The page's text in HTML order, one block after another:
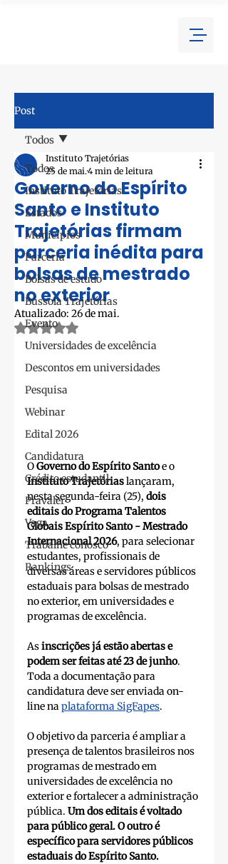
Post
Todos
Instituto Trajetórias
Estados
Municípios
Parceria
Bolsas de estudo
Bússola Trajetórias
Evento
Universidades de excelência
Descontos em universidades
Pesquisa
Webinar
Edital 2026
Candidatura
Crédito estudantil
Pravaler
Vaga
Trabalhe conosco
Rankings
Todos
Governo do Espírito
Santo e Instituto
Trajetórias firmam
parceria inédita para
bolsas de mestrado
no exterior
Instituto Trajetórias
25 de mai.4 min de leitura
Atualizado: 26 de mai.
Avaliado com NaN de 5 estrelas.
O Governo do Espírito Santo e o
Instituto Trajetórias lançaram,
nesta segunda-feira (25), dois
editais do Programa Talentos
Globais Espírito Santo - Mestrado
Internacional 2026, para selecionar
estudantes, profissionais de
diversas áreas e servidores públicos
estaduais para bolsas de mestrado
no exterior, em universidades e
programas de excelência.
As inscrições já estão abertas e
podem ser feitas até 23 de junho.
Toda a documentação para
candidatura deve ser enviada on-
line na plataforma SigFapes.
O objetivo da parceria é ampliar a
presença de talentos brasileiros nos
programas de mestrado em
universidades de excelência no
exterior e fortalecer a administração
pública. Um dos editais é voltado
para público geral. O outro é
específico para servidores públicos
estaduais do Espírito Santo.